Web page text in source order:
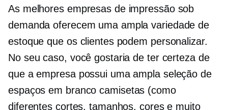
As melhores empresas de impressão sob
demanda oferecem uma ampla variedade de
estoque que os clientes podem personalizar.
No seu caso, você gostaria de ter certeza de
que a empresa possui uma ampla seleção de
espaços em brancocamisetas (como
diferentes cortes, tamanhos, cores e muito